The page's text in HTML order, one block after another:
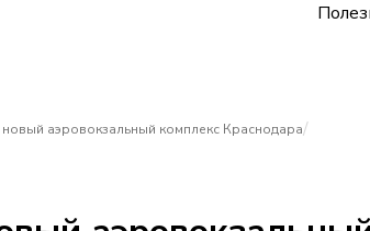
новый аэровокзальный комплекс Краснодара/